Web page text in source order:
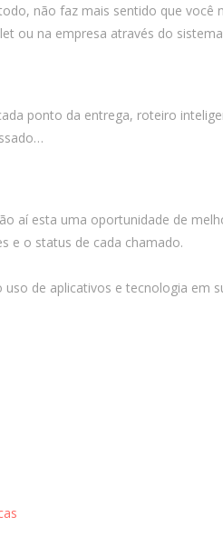
não faz mais sentido que
ou na empresa através do
ponto da entrega, roteiro
aí esta uma oportunidade de
e o status de cada chamado.
uso de aplicativos e tecnologia